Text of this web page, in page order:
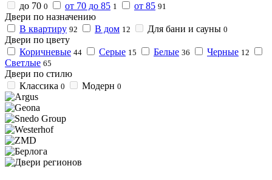
до 70 0 от 70 до 85 1 от 85 91
Двери по назначению
В квартиру 92 В дом 12 Для бани и сауны 0
Двери по цвету
Коричневые 44 Серые 15 Белые 36 Черные 12
Светлые 65
Двери по стилю
Классика 0 Модерн 0